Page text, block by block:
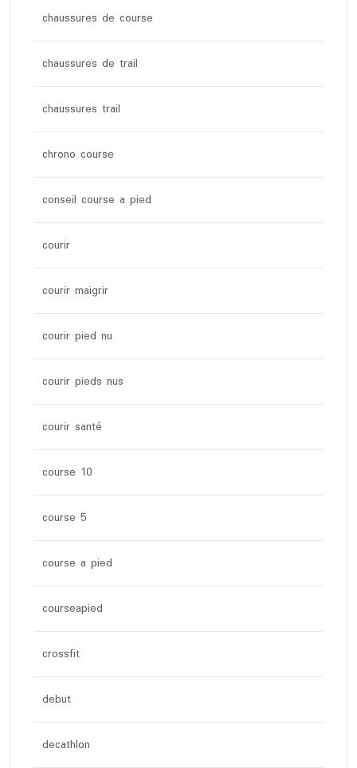
chaussures de course
chaussures de trail
chaussures trail
chrono course
conseil course a pied
courir
courir maigrir
courir pied nu
courir pieds nus
courir santé
course 10
course 5
course a pied
courseapied
crossfit
debut
decathlon